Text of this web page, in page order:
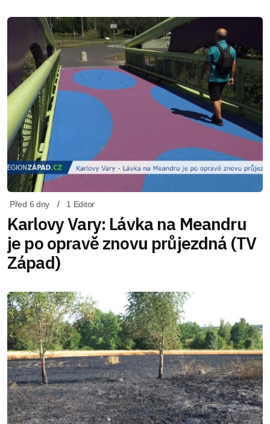
Před 6 dny 1 Editor
Karlovy Vary: Lávka na Meandru
je po opravě znovu průjezdná (TV
Západ)